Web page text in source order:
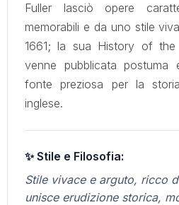
Fuller lasciò opere
memorabili e da uno stile
1661; la sua History of the
venne pubblicata
fonte preziosa per la
inglese.
✨ Stile e Filosofia:
Stile vivace e arguto, ricco
unisce erudizione storica,